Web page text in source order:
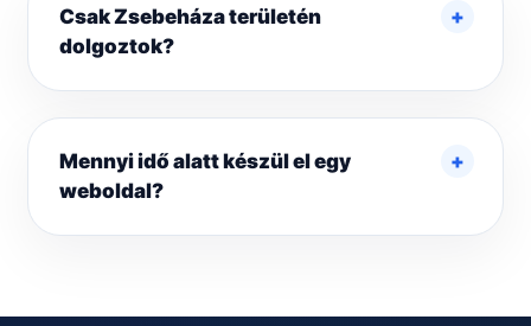
Csak Zsebeháza területén
dolgoztok?
Mennyi idő alatt készül el egy
weboldal?